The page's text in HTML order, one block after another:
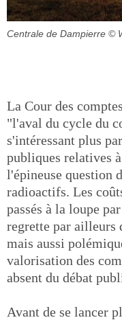
Centrale de Dampierre ©
La Cour des
"l'aval du cycle du
s'intéressant plus
publiques relatives
l'épineuse question
radioactifs. Les
passés à la loupe
regrette par ailleurs
mais aussi
valorisation des
absent du débat
Avant de se lancer